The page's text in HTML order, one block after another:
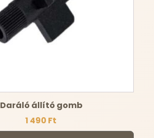
Daráló állító gomb
1 490 Ft